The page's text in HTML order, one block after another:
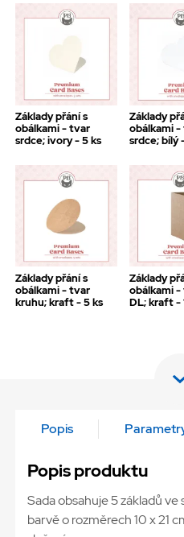
Základy přání s
obálkami - tvar
srdce; ivory - 5 ks
Základy
obálkami
srdce; bílý
Základy přání s
obálkami - tvar
kruhu; kraft - 5 ks
Základy
obálkami -
DL; kraft -
Popis
Popis produktu
Sada obsahuje 5 základů
barvě o rozměrech 10 x 21